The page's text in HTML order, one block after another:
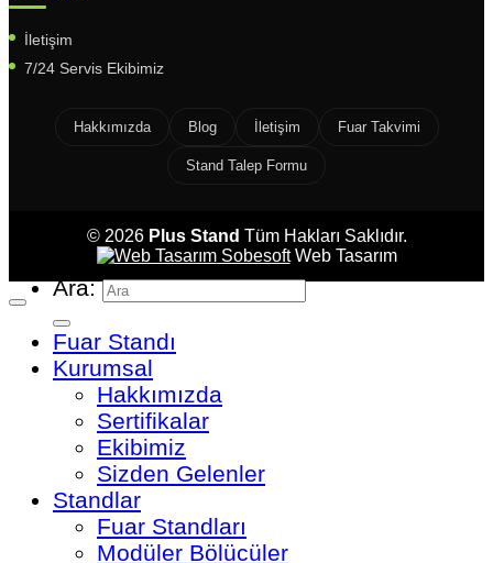
İletişim
7/24 Servis Ekibimiz
Hakkımızda Blog İletişim Fuar Takvimi
Stand Talep Formu
© 2026 Plus Stand Tüm Hakları Saklıdır.
SobesoftWeb Tasarım
Ara:
Fuar Standı
Kurumsal
Hakkımızda
Sertifikalar
Ekibimiz
Sizden Gelenler
Standlar
Fuar Standları
Modüler Bölücüler